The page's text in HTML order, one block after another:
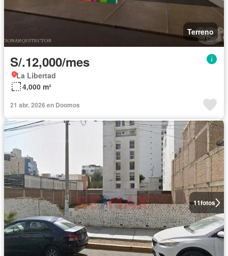
Terreno
S/.12,000/mes
La Libertad
4,000 m²
21 abr. 2026 en Doomos
11fotos